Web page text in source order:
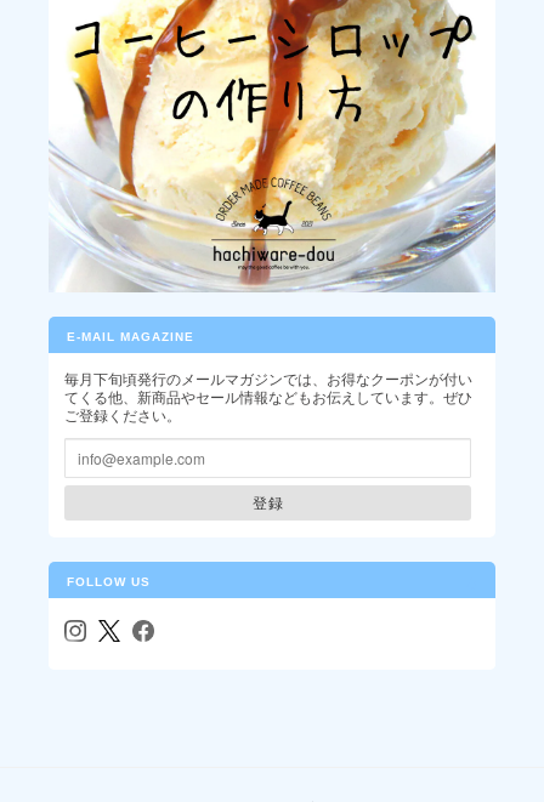
2026/05/18
安定の美味しさ、必需品です！
いつもありがとうございます！デカフェ
は時間帯を気にせず飲めるのが助かりま
すよね。我が家でも常備してます
2026/04/21
て何度もリピートしています！美味しい！
E-MAIL MAGAZINE
毎月下旬頃発行のメールマガジンでは、お得なクーポンが付い
てくる他、新商品やセール情報などもお伝えしています。ぜひ
ご登録ください。
登録
FOLLOW US